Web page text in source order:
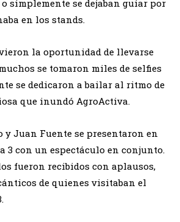
simplemente se dejaban guiar por
en los stands.
la oportunidad de llevarse
se tomaron miles de selfies
se dedicaron a bailar al ritmo de
que inundó AgroActiva.
y Juan Fuente se presentaron en
3 con un espectáculo en conjunto.
fueron recibidos con aplausos,
de quienes visitaban el